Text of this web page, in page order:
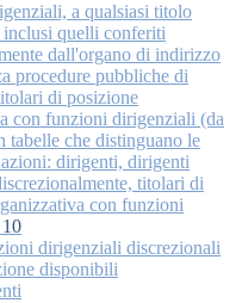
a qualsiasi titolo
quelli conferiti
dall'organo di indirizzo
procedure pubbliche di
di posizione
con funzioni dirigenziali (da
tabelle che distinguano le
dirigenti, dirigenti
titolari di
con funzioni
10
dirigenziali discrezionali
disponibili